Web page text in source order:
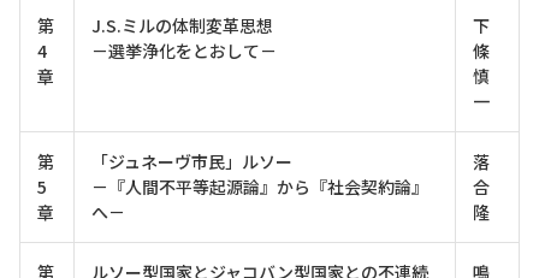
第
4
章
J.S.ミルの体制変革思想
－選挙浄化をとおして－
下
條
慎
一
第
5
章
「ジュネーヴ市民」ルソー
－『人間不平等起源論』から『社会契約論』
へ－
落
合
隆
第
ルソー型国家とジャコバン型国家との不連続
鳴